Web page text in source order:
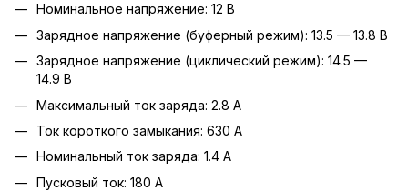
Номинальное напряжение: 12 В
Зарядное напряжение (буферный режим): 13.5 — 13.8 В
Зарядное напряжение (циклический режим): 14.5 —
14.9 В
Максимальный ток заряда: 2.8 А
Ток короткого замыкания: 630 А
Номинальный ток заряда: 1.4 А
Пусковый ток: 180 А